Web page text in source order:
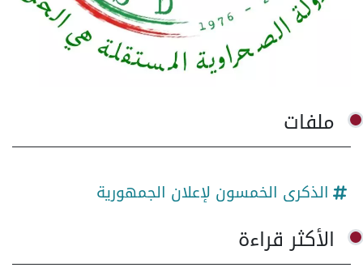
ملفات
الذكرى الخمسون لإعلان الجمهورية
الأكثر قراءة